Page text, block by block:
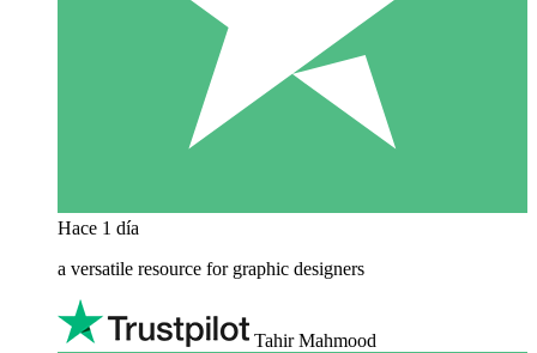
Hace 1 día
a versatile resource for graphic designers
Tahir Mahmood